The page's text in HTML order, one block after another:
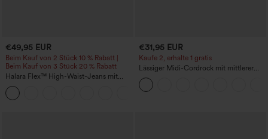
€49,95 EUR
Beim Kauf von 2 Stück 10 % Rabatt |
Beim Kauf von 3 Stück 20 % Rabatt
Halara Flex™ High-Waist-Jeans mit
Bauchkontrolle, weitem Bein und
Taschen
€31,95 EUR
Kaufe 2, erhalte 1 gratis
Lässiger Midi-Cordrock mit mittlerer
Bundhöhe und vorderseitiger
Klapptasche